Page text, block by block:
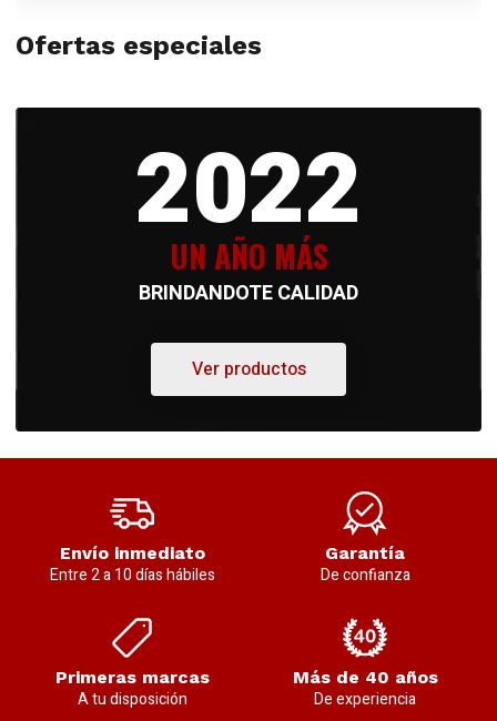
Ofertas especiales
2022
UN AÑO MÁS
BRINDANDOTE CALIDAD
Ver productos
Envío inmediato
Entre 2 a 10 días hábiles
Garantía
De confianza
Primeras marcas
A tu disposición
Más de 40 años
De experiencia